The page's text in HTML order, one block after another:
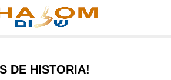
DE HISTORIA!